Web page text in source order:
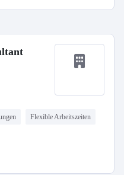
Flexible Arbeitszeiten